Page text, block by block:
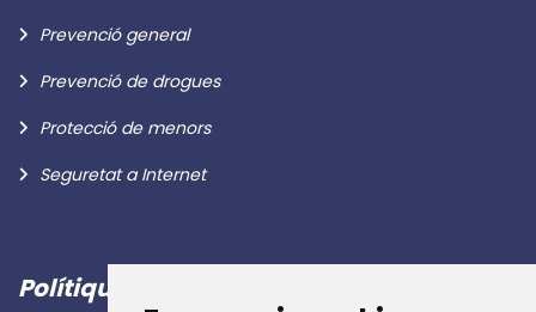
Prevenció general
Prevenció de drogues
Protecció de menors
Seguretat a Internet
Polítiques